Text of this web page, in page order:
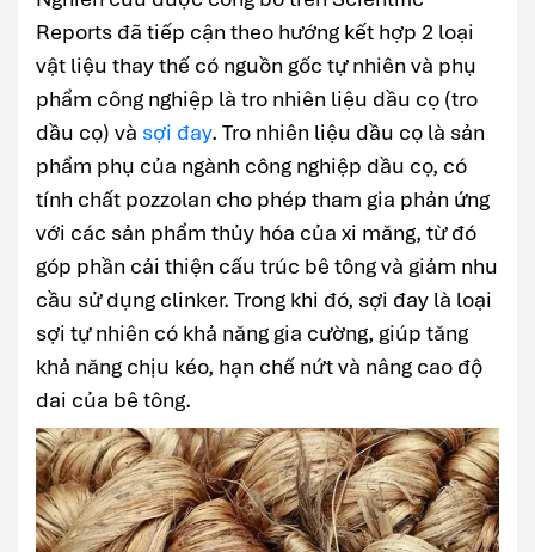
Reports đã tiếp cận theo hướng kết hợp 2 loại
vật liệu thay thế có nguồn gốc tự nhiên và phụ
phẩm công nghiệp là tro nhiên liệu dầu cọ (tro
dầu cọ) và sợi đay. Tro nhiên liệu dầu cọ là sản
phẩm phụ của ngành công nghiệp dầu cọ, có
tính chất pozzolan cho phép tham gia phản ứng
với các sản phẩm thủy hóa của xi măng, từ đó
góp phần cải thiện cấu trúc bê tông và giảm nhu
cầu sử dụng clinker. Trong khi đó, sợi đay là loại
sợi tự nhiên có khả năng gia cường, giúp tăng
khả năng chịu kéo, hạn chế nứt và nâng cao độ
dai của bê tông.